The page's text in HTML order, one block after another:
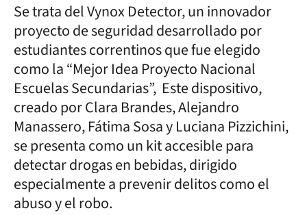
Se trata del Vynox Detector, un innovador
proyecto de seguridad desarrollado por
estudiantes correntinos que fue elegido
como la “Mejor Idea Proyecto Nacional
Escuelas Secundarias”, Este dispositivo,
creado por Clara Brandes, Alejandro
Manassero, Fátima Sosa y Luciana Pizzichini,
se presenta como un kit accesible para
detectar drogas en bebidas, dirigido
especialmente a prevenir delitos como el
abuso y el robo.